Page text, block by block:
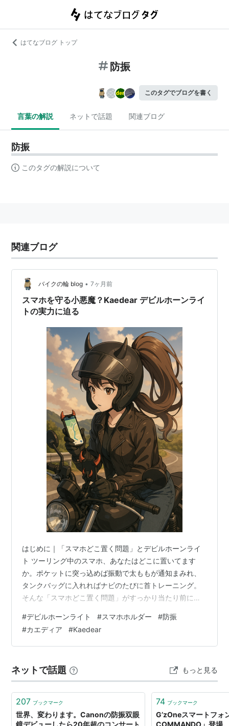
はてなブログ トップ
防振
このタグでブログを書く
言葉の解説 ネットで話題 関連ブログ
防振
このタグの解説について
関連ブログ
バイクの輪 blog • 7ヶ月前
スマホを守る小悪魔？Kaedear デビルホーンライ
トの実力に迫る
はじめに｜「スマホどこ置く問題」とデビルホーンライ
ト ツーリング中のスマホ、あなたはどこに置いてます
か。ポケットに突っ込めば振動で太ももが通知まみれ、
タンクバッグに入れればナビのたびに首トレーニング。
そんな「スマホどこ置く問題」がすっかり当たり前にな
ぼ必需品”に格上げされた存在になりました。 その中で
も、ちょっと悪魔的な名前で存在感を放っているのが、
Kaedear (カエディア) の「KDR-M26D デビルホーンライ
わば“角の生えた実用派”スマホホルダーです。 今回は、
このデビルホー…
#デビルホーンライト #スマホホルダー #防振
#カエディア #Kaedear
ネットで話題 もっと見る
207 ブックマーク
世界、変わります。Canonの防振双眼
鏡デビューしたら20年超のコンサート
74 ブックマーク
G’zOneスマートフォ
COMMANDO」登場